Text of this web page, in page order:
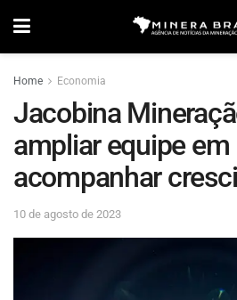
Home Economia
Jacobina
ampliar equipe em
acompanhar
10 de agosto de 2023